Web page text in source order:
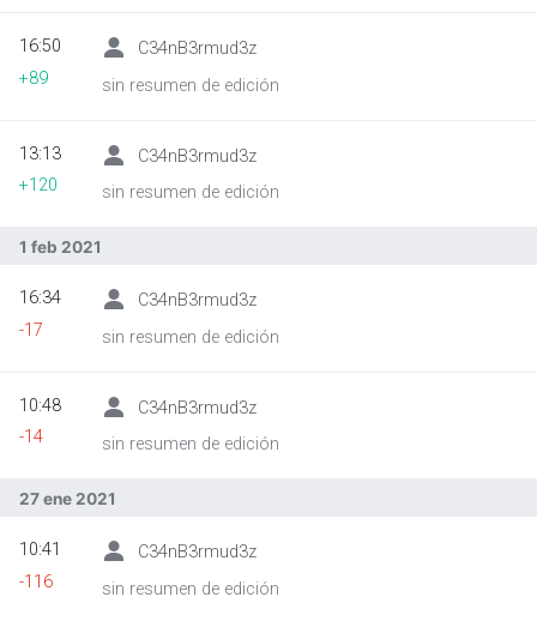
C34nB3rmud3z
sin resumen de edición
16:50
+89
C34nB3rmud3z
sin resumen de edición
13:13
+120
1 feb 2021
C34nB3rmud3z
sin resumen de edición
16:34
-17
C34nB3rmud3z
sin resumen de edición
10:48
-14
27 ene 2021
C34nB3rmud3z
sin resumen de edición
10:41
-116